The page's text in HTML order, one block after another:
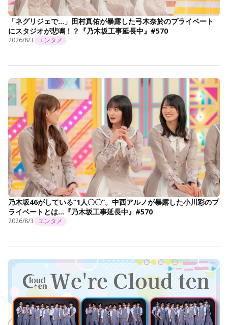
「ネグリジェで…」田村真佑が暴露した弓木奈於のプライベート
にスタジオが悲鳴！？『乃木坂工事延長中』#570
2026/8/3 エンタメ
乃木坂46がしている“1人〇〇”。中西アルノが暴露した小川彩のプ
ライベートとは…『乃木坂工事延長中』#570
2026/8/3 エンタメ